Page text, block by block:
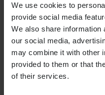
We use cookies to
provide social media
We also share information
our social media,
may combine it with other
provided to them or that
of their services.
VERZENDOPTIES